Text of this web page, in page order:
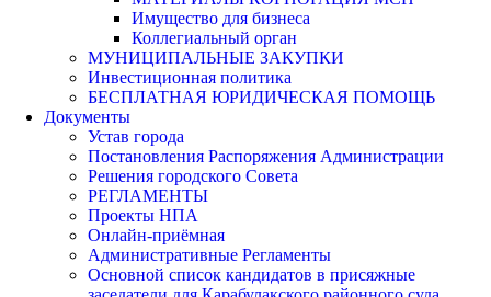
Имущество для бизнеса
Коллегиальный орган
МУНИЦИПАЛЬНЫЕ ЗАКУПКИ
Инвестиционная политика
БЕСПЛАТНАЯ ЮРИДИЧЕСКАЯ ПОМОЩЬ
Документы
Устав города
Постановления Распоряжения Администрации
Решения городского Совета
РЕГЛАМЕНТЫ
Проекты НПА
Онлайн-приёмная
Административные Регламенты
Основной список кандидатов в присяжные